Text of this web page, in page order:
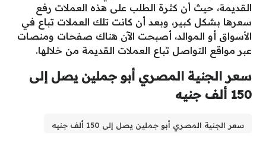
القديمة، حيث أن كثرة الطلب على هذه العملات رفع
سعرها بشكل كبير، وبعد أن كانت تلك العملات تباع في
الأسواق أو الموالد، أصبحت الآن هناك صفحات ومنصات
عبر مواقع التواصل تباع العملات القديمة من خلالها.
سعر الجنية المصري أبو جملين يصل إلى
150 ألف جنيه
سعر الجنية المصري أبو جملين يصل إلى 150 ألف جنيه